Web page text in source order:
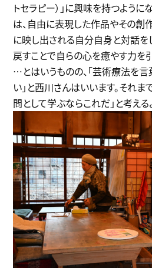
トセラピー）」に興味を持つように
は、自由に表現した作品やその創
に映し出される自分自身と対話を
戻すことで自らの心を癒やす力を
…とはいうものの、「芸術療法を
い」と西川さんはいいます。それま
問として学ぶならこれだ」と考える